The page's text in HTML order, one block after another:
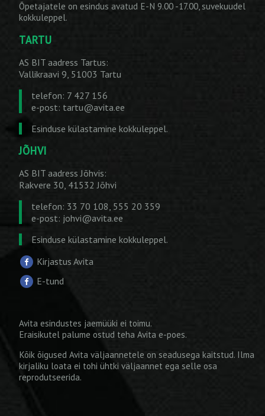
Õpetajatele on esindus avatud E-N 9.00 -17.00, suvekuudel
kokkuleppel.
TARTU
AS BIT aadress Tartus:
Vallikraavi 9, 51003 Tartu
telefon: 7 427 156
e-post: tartu@avita.ee
Esinduse külastamine kokkuleppel.
JÕHVI
AS BIT aadress Jõhvis:
Rakvere 30, 41532 Jõhvi
telefon: 33 70 108, 555 20 359
e-post: johvi@avita.ee
Esinduse külastamine kokkuleppel.
Kirjastus Avita
E-tund
Avita esindustes jaemüüki ei toimu.
Eraisikutel palume ostud teha Avita e-poes.
Kõik õigused Avita väljaannetele on seadusega kaitstud. Ilma
kirjaliku loata ei tohi ühtki väljaannet ega selle osa
reprodutseerida.